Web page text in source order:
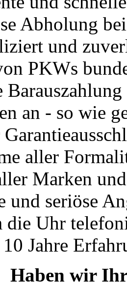
Abholung
und
PKWs
an - so wie
aller
Marken
und seriöse
die Uhr
Jahre
Haben wir Ihr